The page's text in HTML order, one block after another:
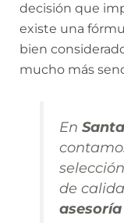
decisión que
existe una
bien
mucho más
En
de